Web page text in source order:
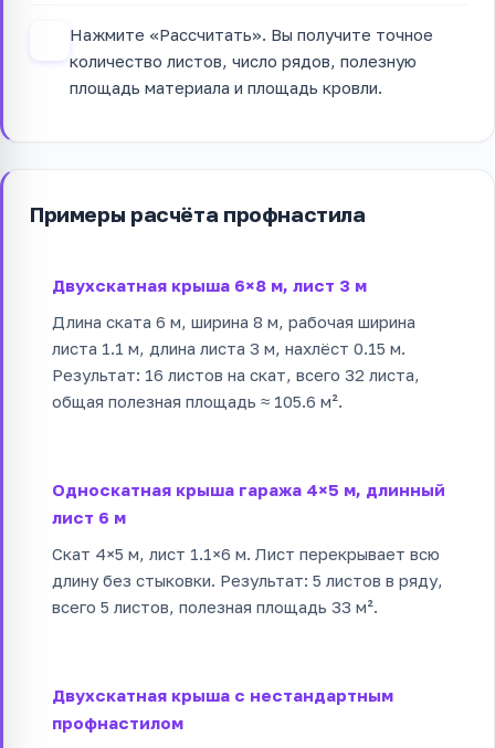
Нажмите «Рассчитать». Вы получите точное
количество листов, число рядов, полезную
площадь материала и площадь кровли.
Примеры расчёта профнастила
Двухскатная крыша 6×8 м, лист 3 м
Длина ската 6 м, ширина 8 м, рабочая ширина
листа 1.1 м, длина листа 3 м, нахлёст 0.15 м.
Результат: 16 листов на скат, всего 32 листа,
общая полезная площадь ≈ 105.6 м².
Односкатная крыша гаража 4×5 м, длинный
лист 6 м
Скат 4×5 м, лист 1.1×6 м. Лист перекрывает всю
длину без стыковки. Результат: 5 листов в ряду,
всего 5 листов, полезная площадь 33 м².
Двухскатная крыша с нестандартным
профнастилом